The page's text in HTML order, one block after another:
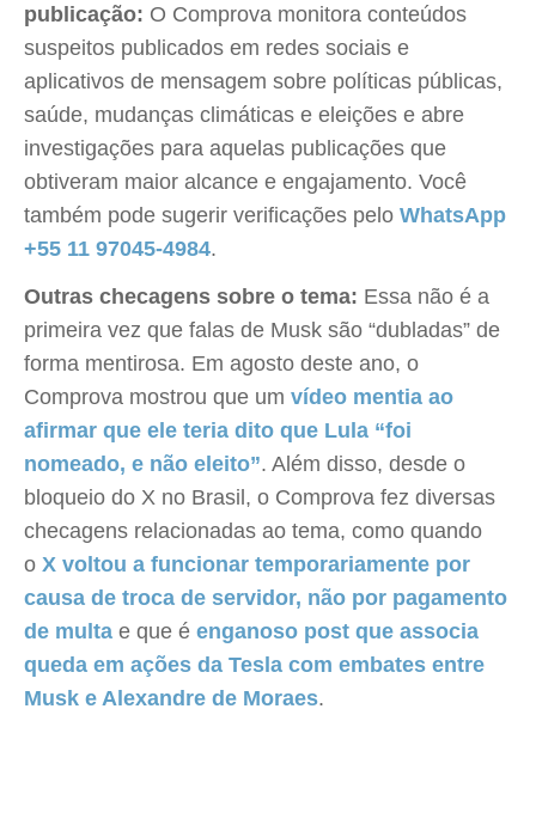
publicação: O Comprova monitora conteúdos
suspeitos publicados em redes sociais e
aplicativos de mensagem sobre políticas públicas,
saúde, mudanças climáticas e eleições e abre
investigações para aquelas publicações que
obtiveram maior alcance e engajamento. Você
também pode sugerir verificações pelo WhatsApp
+55 11 97045-4984.
Outras checagens sobre o tema: Essa não é a
primeira vez que falas de Musk são “dubladas” de
forma mentirosa. Em agosto deste ano, o
Comprova mostrou que um vídeo mentia ao
afirmar que ele teria dito que Lula “foi
nomeado, e não eleito”. Além disso, desde o
bloqueio do X no Brasil, o Comprova fez diversas
checagens relacionadas ao tema, como quando
o X voltou a funcionar temporariamente por
causa de troca de servidor, não por pagamento
de multa e que é enganoso post que associa
queda em ações da Tesla com embates entre
Musk e Alexandre de Moraes.